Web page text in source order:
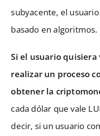
subyacente, el
basado en algoritmos.
Si el usuario quisiera
realizar un proceso
obtener la
cada dólar que vale
decir, si un usuario